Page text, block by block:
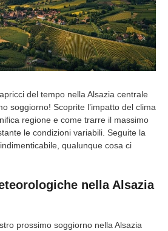
del tempo nella Alsazia centrale
soggiorno! Scoprite l’impatto del clima
regione e come trarre il massimo
le condizioni variabili. Seguite la
qualunque cosa ci
nella Alsazia
prossimo soggiorno nella Alsazia